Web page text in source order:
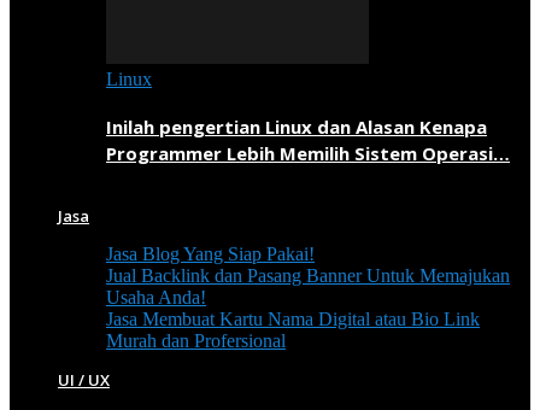
Linux
Inilah pengertian Linux dan Alasan Kenapa
Programmer Lebih Memilih Sistem Operasi…
Jasa
Jasa Blog Yang Siap Pakai!
Jual Backlink dan Pasang Banner Untuk Memajukan
Usaha Anda!
Jasa Membuat Kartu Nama Digital atau Bio Link
Murah dan Profersional
UI / UX